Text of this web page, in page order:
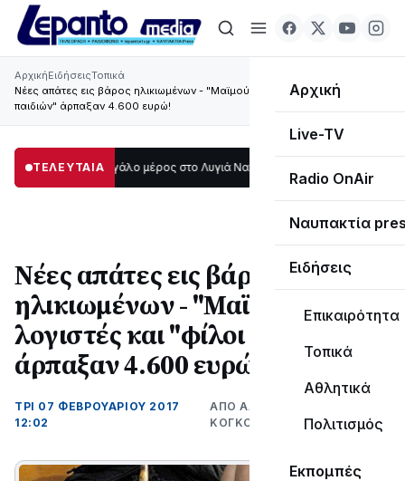
Αρχική
Live-TV
Radio OnAir
Ναυπακτία
Ειδήσεις
Επικαιρότητα
Τοπικά
Αθλητικά
Πολιτισμός
Εκπομπές
ΑρχικήΕιδήσειςΤοπικά
Νέες απάτες εις βάρος ηλικιωμένων - "Μαϊμού" λογιστές και "φίλοι
παιδιών" άρπαξαν 4.600 ευρώ!
ΤΕΛΕΥΤΑΙΑ
σκοτάδι μεγάλο μέρος στο Λυγιά Ναυπάκτου
Νέες απάτες εις βάρος
ηλικιωμένων - "Μαϊμού"
λογιστές και "φίλοι παιδιών"
άρπαξαν 4.600 ευρώ!
ΤΡΊ 07 ΦΕΒΡΟΥΑΡΊΟΥ 2017
12:02
ΑΠΌ ΑΛΈΞΑΝΔΡΟΣ
ΚΟΓΚΌΛΗΣ